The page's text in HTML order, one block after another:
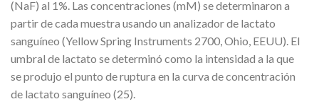
(NaF) al 1%. Las concentraciones (mM) se determinaron a
partir de cada muestra usando un analizador de lactato
sanguíneo (Yellow Spring Instruments 2700, Ohio, EEUU). El
umbral de lactato se determinó como la intensidad a la que
se produjo el punto de ruptura en la curva de concentración
de lactato sanguíneo (25).